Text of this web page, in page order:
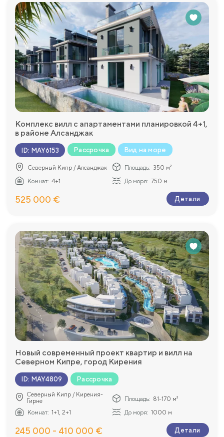
Комплекс вилл с апартаментами планировкой 4+1,
в районе Алсанджак
ID: MAY6153 Рассрочка Вид на море
Северный Кипр / Алсанджак Площадь: 350 м²
Комнат: 4+1 До моря: 750 м
525 000 € Детали
Новый современный проект квартир и вилл на
Северном Кипре, город Кирения
ID: MAY4809 Рассрочка
Северный Кипр / Кирения-
Гирне
Площадь: 81-170 м²
Комнат: 1+1, 2+1 До моря: 1000 м
245 000 - 410 000 € Детали